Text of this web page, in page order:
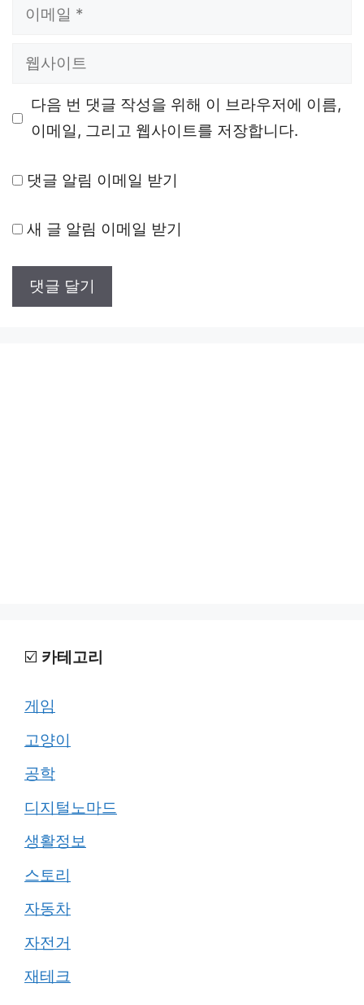
일
다음 번 댓글 작성을 위해 이 브라우저에 이름,
이메일, 그리고 웹사이트를 저장합니다.
댓글 알림 이메일 받기
새 글 알림 이메일 받기
☑️ 카테고리
게임
고양이
공학
디지털노마드
생활정보
스토리
자동차
자전거
재테크